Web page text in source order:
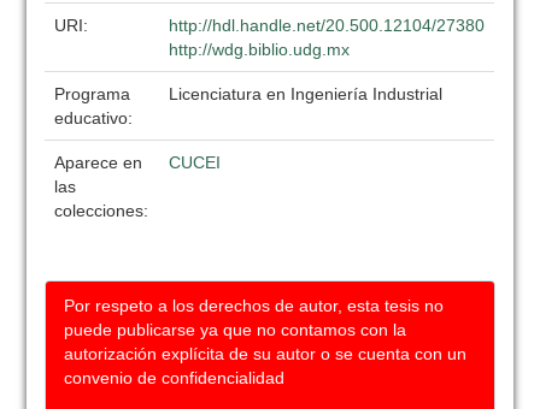
URI:
http://hdl.handle.net/20.500.12104/27380
http://wdg.biblio.udg.mx
Programa
educativo:
Licenciatura en Ingeniería Industrial
Aparece en
las
colecciones:
CUCEI
Por respeto a los derechos de autor, esta tesis no
puede publicarse ya que no contamos con la
autorización explícita de su autor o se cuenta con un
convenio de confidencialidad